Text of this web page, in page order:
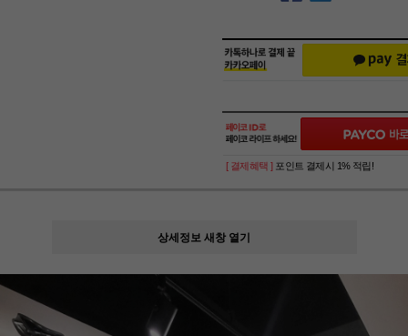
[ 결제혜택 ] 포인트 결제시 1% 적립!
상세정보 새창 열기